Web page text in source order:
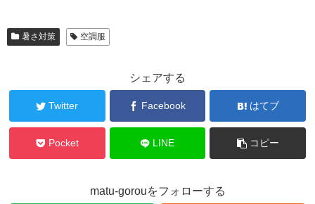
暑さ対策 空調服
シェアする
Twitter Facebook はてブ
Pocket LINE コピー
matu-gorouをフォローする